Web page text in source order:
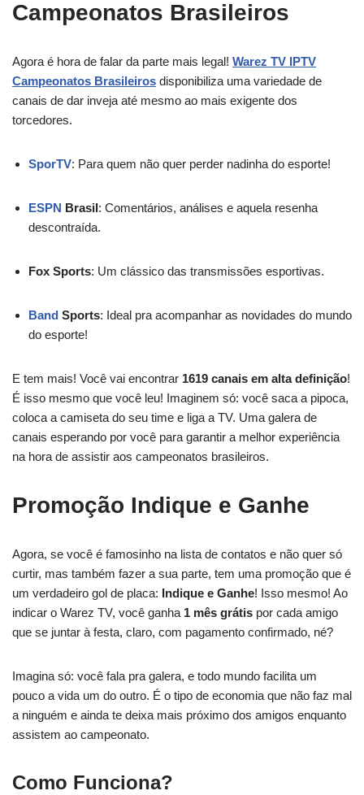
Campeonatos Brasileiros
Agora é hora de falar da parte mais legal! Warez TV IPTV
Campeonatos Brasileiros disponibiliza uma variedade de
canais de dar inveja até mesmo ao mais exigente dos
torcedores.
SporTV: Para quem não quer perder nadinha do esporte!
ESPN Brasil: Comentários, análises e aquela resenha
descontraída.
Fox Sports: Um clássico das transmissões esportivas.
Band Sports: Ideal pra acompanhar as novidades do mundo
do esporte!
E tem mais! Você vai encontrar 1619 canais em alta definição!
É isso mesmo que você leu! Imaginem só: você saca a pipoca,
coloca a camiseta do seu time e liga a TV. Uma galera de
canais esperando por você para garantir a melhor experiência
na hora de assistir aos campeonatos brasileiros.
Promoção Indique e Ganhe
Agora, se você é famosinho na lista de contatos e não quer só
curtir, mas também fazer a sua parte, tem uma promoção que é
um verdadeiro gol de placa: Indique e Ganhe! Isso mesmo! Ao
indicar o Warez TV, você ganha 1 mês grátis por cada amigo
que se juntar à festa, claro, com pagamento confirmado, né?
Imagina só: você fala pra galera, e todo mundo facilita um
pouco a vida um do outro. É o tipo de economia que não faz mal
a ninguém e ainda te deixa mais próximo dos amigos enquanto
assistem ao campeonato.
Como Funciona?